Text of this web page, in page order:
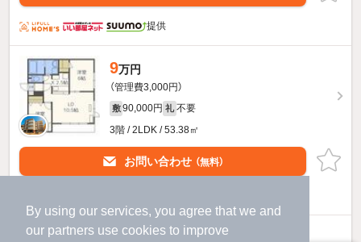
By using our services, you agree that we and
our partners use cookies to improve
提供
9万円
（管理費3,000円）
敷 90,000円 礼 不要
3階 / 2LDK / 53.38㎡
お問い合わせ （無料）
アッセ琴似のすべての部屋を見る